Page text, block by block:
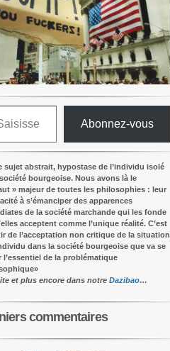
Abonnez-vous
sujet abstrait, hypostase de l’individu isolé
bourgeoise. Nous avons là le
» majeur de toutes les philosophies : leur
à s’émanciper des apparences
de la société marchande qui les fonde
acceptent comme l’unique réalité. C’est
de l’acceptation non critique de la situation
dans la société bourgeoise que va se
l’essentiel de la problématique
»
et plus encore dans notre Dazibao…
commentaires